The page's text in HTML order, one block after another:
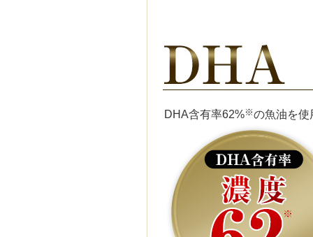
DHA含有率62%※の魚油を使